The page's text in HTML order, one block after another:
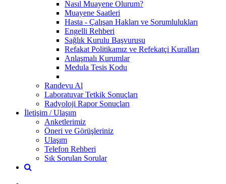
Nasıl Muayene Olurum?
Muayene Saatleri
Hasta - Çalışan Hakları ve Sorumlulukları
Engelli Rehberi
Sağlık Kurulu Başvurusu
Refakat Politikamız ve Refekatçi Kuralları
Anlaşmalı Kurumlar
Medula Tesis Kodu
Randevu Al
Laboratuvar Tetkik Sonuçları
Radyoloji Rapor Sonuçları
İletişim / Ulaşım
Anketlerimiz
Öneri ve Görüşleriniz
Ulaşım
Telefon Rehberi
Sık Sorulan Sorular